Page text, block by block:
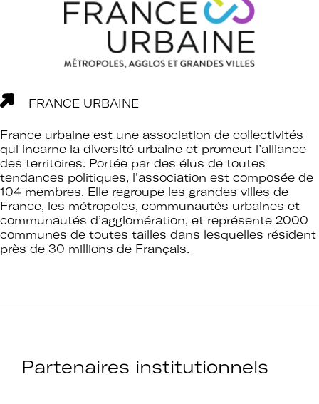
FRANCE URBAINE
France urbaine est une association de collectivités
qui incarne la diversité urbaine et promeut l’alliance
des territoires. Portée par des élus de toutes
tendances politiques, l’association est composée de
104 membres. Elle regroupe les grandes villes de
France, les métropoles, communautés urbaines et
communautés d’agglomération, et représente 2000
communes de toutes tailles dans lesquelles résident
près de 30 millions de Français.
Partenaires institutionnels